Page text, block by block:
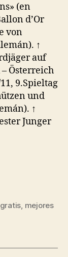
(en
d’Or
von
↑
auf
Österreich
9.Spieltag
und
↑
Junger
, mejores